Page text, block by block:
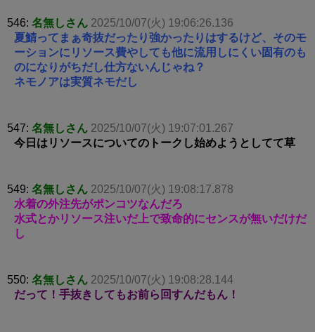
546: 名無しさん 2025/10/07(火) 19:06:26.136
夏鯖ってまぁ奇抜だったり強かったりはするけど、そのモ
ーションにリソース費やしても他に流用しにくい固有のも
のになりがちだし仕方ないんじゃね？
ネモノアは実質ネモだし
547: 名無しさん 2025/10/07(火) 19:07:01.267
今日はリソースについてのトークし始めようとしてて草
549: 名無しさん 2025/10/07(火) 19:08:17.878
水着の外注先がポンコツなんだろ
水式とかリソース注いだ上で致命的にセンスが無いだけだ
し
550: 名無しさん 2025/10/07(火) 19:08:28.144
だって！手抜きしてもお前ら回すんだもん！